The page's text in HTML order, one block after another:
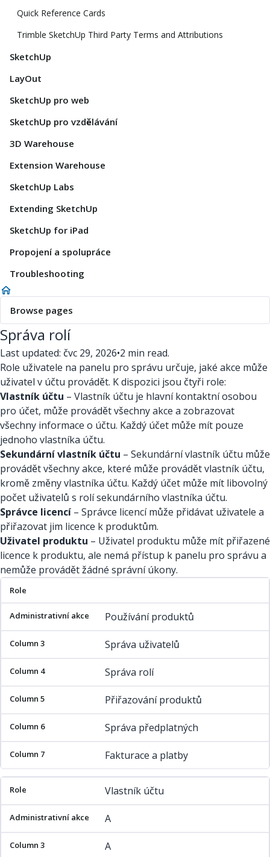
Quick Reference Cards
Trimble SketchUp Third Party Terms and Attributions
SketchUp
LayOut
SketchUp pro web
SketchUp pro vzdělávání
3D Warehouse
Extension Warehouse
SketchUp Labs
Extending SketchUp
SketchUp for iPad
Propojení a spolupráce
Troubleshooting
Browse pages
Správa rolí
Last updated: čvc 29, 2026•2 min read.
Role uživatele na panelu pro správu určuje, jaké akce může
uživatel v účtu provádět. K dispozici jsou čtyři role:
Vlastník účtu – Vlastník účtu je hlavní kontaktní osobou
pro účet, může provádět všechny akce a zobrazovat
všechny informace o účtu. Každý účet může mít pouze
jednoho vlastníka účtu.
Sekundární vlastník účtu – Sekundární vlastník účtu může
provádět všechny akce, které může provádět vlastník účtu,
kromě změny vlastníka účtu. Každý účet může mít libovolný
počet uživatelů s rolí sekundárního vlastníka účtu.
Správce licencí – Správce licencí může přidávat uživatele a
přiřazovat jim licence k produktům.
Uživatel produktu – Uživatel produktu může mít přiřazené
licence k produktu, ale nemá přístup k panelu pro správu a
nemůže provádět žádné správní úkony.
Role
Používání produktů
Správa uživatelů
Správa rolí
Přiřazování produktů
Správa předplatných
Fakturace a platby
Vlastník účtu
A
A